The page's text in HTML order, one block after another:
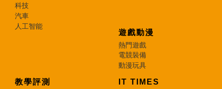
科技
汽車
人工智能
遊戲動漫
熱門遊戲
電競裝備
動漫玩具
教學評測 IT TIMES